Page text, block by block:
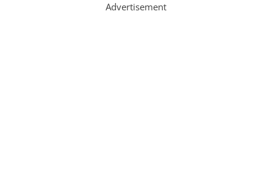
Advertisement